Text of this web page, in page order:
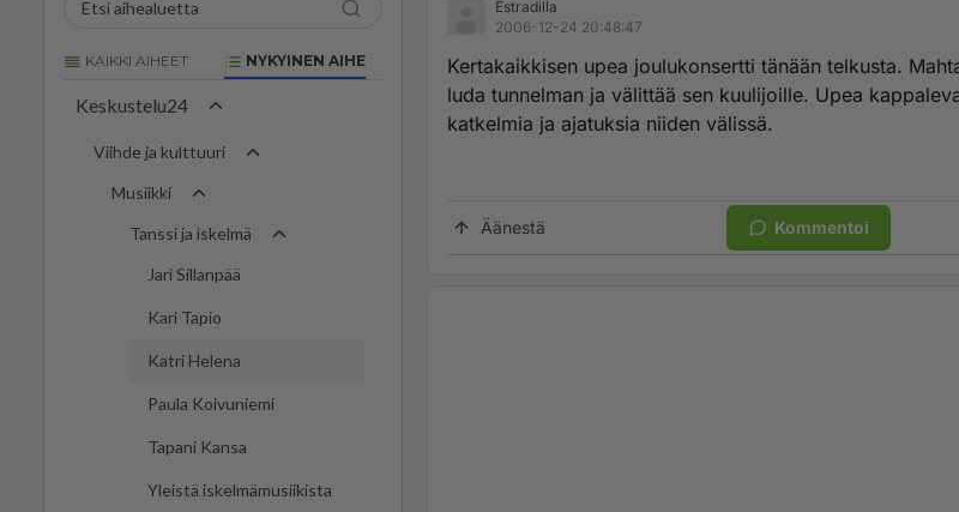
KAIKKI AIHEET NYKYINEN AIHE
Keskustelu24
Viihde ja kulttuuri
Musiikki
Tanssi ja iskelmä
Jari Sillanpää
Kari Tapio
Katri Helena
Paula Koivuniemi
Tapani Kansa
Yleistä iskelmämusiikista
Estradilla
2006-12-24 20:48:47
Kertakaikkisen upea joulukonsertti tänään telkusta.
luda tunnelman ja välittää sen kuulijoille. Upea
katkelmia ja ajatuksia niiden välissä.
Äänestä Kommentoi